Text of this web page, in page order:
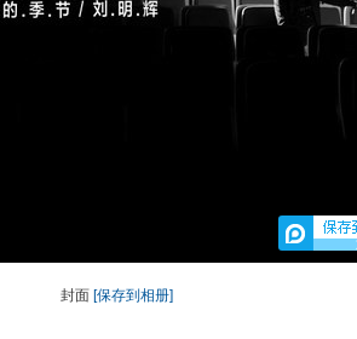
封面 [保存到相册]